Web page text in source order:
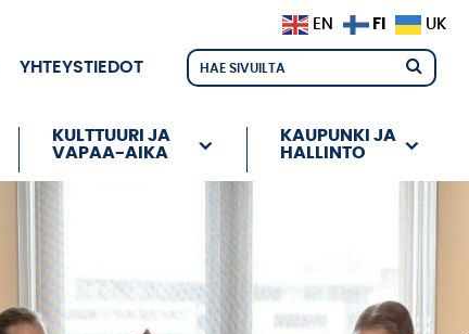
YHTEYSTIEDOT
KULTTUURI JA
VAPAA-AIKA
KAUPUNKI JA
HALLINTO
EN FI UK